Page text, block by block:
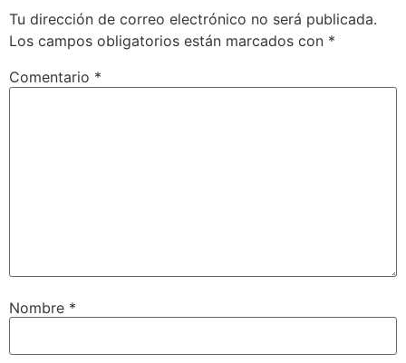
Tu dirección de correo electrónico no será publicada.
Los campos obligatorios están marcados con *
Comentario *
Nombre *